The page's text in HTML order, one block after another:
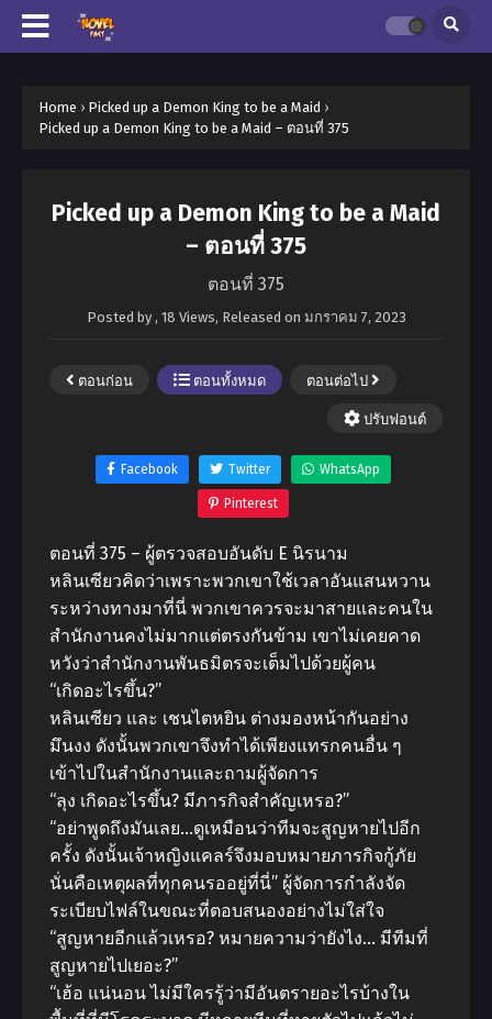
Home › Picked up a Demon King to be a Maid ›
Picked up a Demon King to be a Maid – ตอนที่ 375
Picked up a Demon King to be a Maid
– ตอนที่ 375
ตอนที่ 375
Posted by , 18 Views, Released on มกราคม 7, 2023
ตอนก่อน ตอนทั้งหมด ตอนต่อไป
ปรับฟอนต์
Facebook Twitter WhatsApp
Pinterest
ตอนที่ 375 – ผู้ตรวจสอบอันดับ E นิรนาม
หลินเซียวคิดว่าเพราะพวกเขาใช้เวลาอันแสนหวาน
ระหว่างทางมาที่นี่ พวกเขาควรจะมาสายและคนใน
สำนักงานคงไม่มากแต่ตรงกันข้าม เขาไม่เคยคาด
หวังว่าสำนักงานพันธมิตรจะเต็มไปด้วยผู้คน
“เกิดอะไรขึ้น?”
หลินเซียว และ เชนไตหยิน ต่างมองหน้ากันอย่าง
มึนงง ดังนั้นพวกเขาจึงทำได้เพียงแทรกคนอื่น ๆ
เข้าไปในสำนักงานและถามผู้จัดการ
“ลุง เกิดอะไรขึ้น? มีภารกิจสำคัญเหรอ?”
“อย่าพูดถึงมันเลย…ดูเหมือนว่าทีมจะสูญหายไปอีก
ครั้ง ดังนั้นเจ้าหญิงแคลร์จึงมอบหมายภารกิจกู้ภัย
นั่นคือเหตุผลที่ทุกคนรออยู่ที่นี่” ผู้จัดการกำลังจัด
ระเบียบไฟล์ในขณะที่ตอบสนองอย่างไม่ใส่ใจ
“สูญหายอีกแล้วเหรอ? หมายความว่ายังไง… มีทีมที่
สูญหายไปเยอะ?”
“เฮ้อ แน่นอน ไม่มีใครรู้ว่ามีอันตรายอะไรบ้างใน